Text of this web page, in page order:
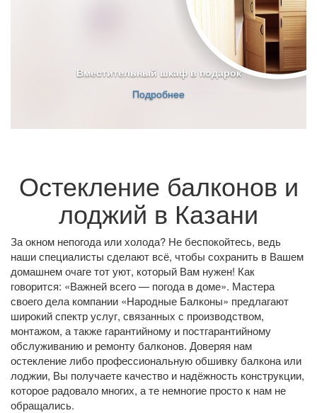
Вместительный шкаф в подарок
Подробнее
Остекление балконов и
лоджий в Казани
За окном непогода или холода? Не беспокойтесь, ведь
наши специалисты сделают всё, чтобы сохранить в Вашем
домашнем очаге тот уют, который Вам нужен! Как
говорится: «Важней всего — погода в доме». Мастера
своего дела компании «Народные Балконы» предлагают
широкий спектр услуг, связанных с производством,
монтажом, а также гарантийному и постгарантийному
обслуживанию и ремонту балконов. Доверяя нам
остекление либо профессиональную обшивку балкона или
лоджии, Вы получаете качество и надёжность конструкции,
которое радовало многих, а те немногие просто к нам не
обращались.